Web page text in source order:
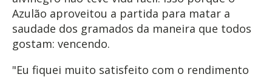
Azulão aproveitou a partida para matar a
saudade dos gramados da maneira que todos
gostam: vencendo.
"Eu fiquei muito satisfeito com o rendimento